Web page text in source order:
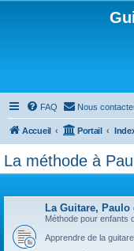
FAQ Nous
Accueil Portail
La méthode à
La Guitare, Paulo
Méthode pour enfants
Apprendre de la